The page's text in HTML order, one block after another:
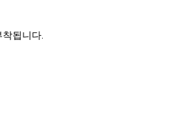
됩니다.